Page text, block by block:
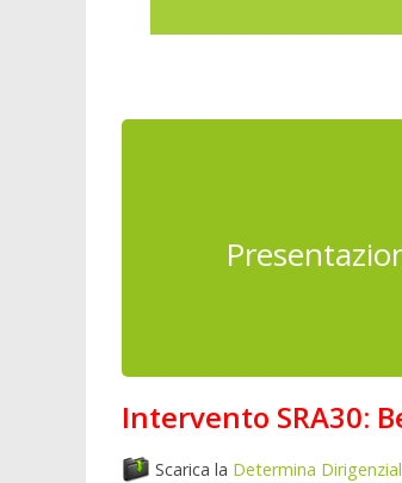
Intervento SRA30:
Scarica la Determina